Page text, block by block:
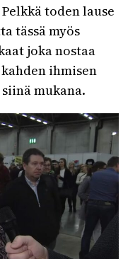
toden lause
tässä myös
joka nostaa
ihmisen
mukana.